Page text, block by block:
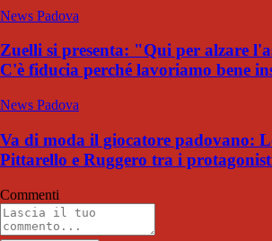
News Padova
Zuelli si presenta: "Qui per alzare
C'è fiducia perché lavoriamo bene
News Padova
Va di moda il giocatore padovano:
Pittarello e Ruggero tra i
Commenti